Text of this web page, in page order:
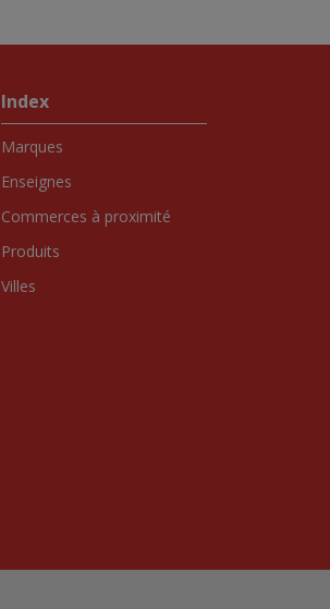
Index
Marques
Enseignes
Commerces à proximité
Produits
Villes